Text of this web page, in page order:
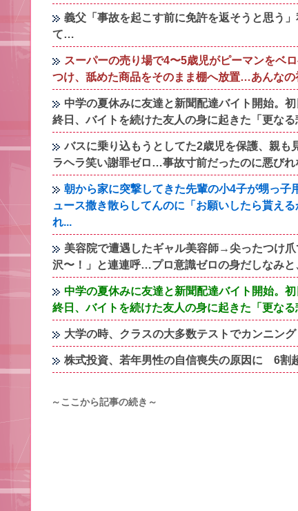
義父「事故を起こす前に免許を返そうと思う
て…
スーパーの売り場で4〜5歳児がピーマンをベ
つけ、舐めた商品をそのまま棚へ放置…あんなの
中学の夏休みに友達と新聞配達バイト開始。
終日、バイトを続けた友人の身に起きた「更な
バスに乗り込もうとしてた2歳児を保護、親
ラヘラ笑い謝罪ゼロ…事故寸前だったのに悪びれ
朝から家に突撃してきた先輩の小4子が甥っ
ュース撒き散らしてんのに「お願いしたら貰え
れ...
美容院で遭遇したギャル美容師→尖ったつけ
沢〜！」と連連呼…プロ意識ゼロの身だしなみ
中学の夏休みに友達と新聞配達バイト開始。
終日、バイトを続けた友人の身に起きた「更な
大学の時、クラスの大多数テストでカンニン
株式投資、若年男性の自信喪失の原因に 6割
～ここから記事の続き～